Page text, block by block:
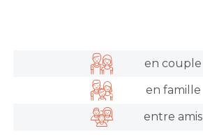
en couple
en famille
entre amis